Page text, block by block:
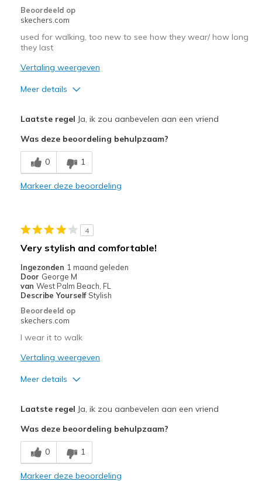
Beoordeeld op
skechers.com
used for walking, too new to see how they wear/ how long
they last
Vertaling weergeven
Meer details
Comfortable
Beste toepassingen
walking
Sizing
View On Shoes
Shoes are for Wearing
Laatste regel Ja, ik zou aanbevelen aan een vriend
Was deze beoordeling behulpzaam?
0 1
Markeer deze beoordeling
4
Very stylish and comfortable!
Ingezonden 1 maand geleden
Door George M
van West Palm Beach, FL
Describe Yourself Stylish
Beoordeeld op
skechers.com
I wear it to walk
Vertaling weergeven
Meer details
Breathe Well
Comfortable
Laatste regel Ja, ik zou aanbevelen aan een vriend
Was deze beoordeling behulpzaam?
0 1
Markeer deze beoordeling